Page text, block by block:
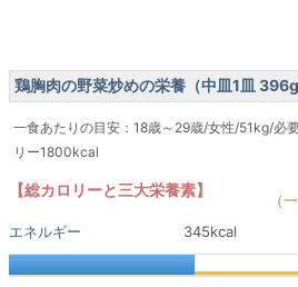
鶏胸肉の野菜炒めの栄養（中皿1皿 396g
一食あたりの目安：18歳～29歳/女性/51kg/必
リー1800kcal
【総カロリーと三大栄養素】
（
エネルギー
345kcal